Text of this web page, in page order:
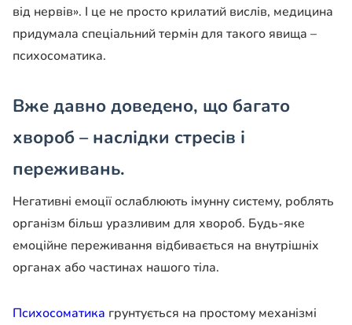
від нервів». І це не просто крилатий вислів, медицина
придумала спеціальний термін для такого явища –
психосоматика.
Вже давно доведено, що багато
хвороб – наслідки стресів і
переживань.
Негативні емоції ослаблюють імунну систему, роблять
організм більш уразливим для хвороб. Будь-яке
емоційне переживання відбивається на внутрішніх
органах або частинах нашого тіла.
Психосоматика грунтується на простому механізмі